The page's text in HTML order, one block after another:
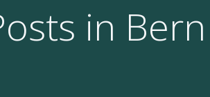
in Bern